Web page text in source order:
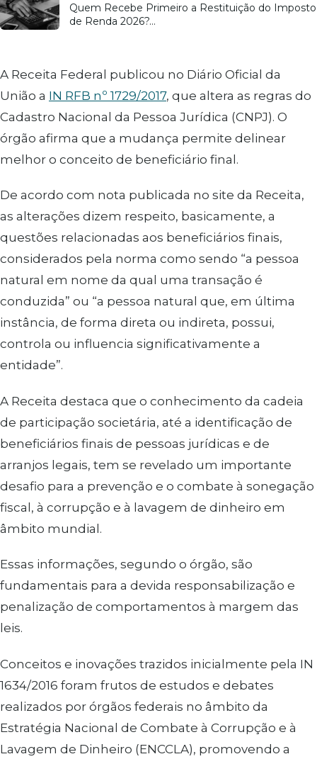
Quem Recebe Primeiro a Restituição do Imposto
de Renda 2026?…
A Receita Federal publicou no Diário Oficial da
União a IN RFB nº 1729/2017, que altera as regras do
Cadastro Nacional da Pessoa Jurídica (CNPJ). O
órgão afirma que a mudança permite delinear
melhor o conceito de beneficiário final.
De acordo com nota publicada no site da Receita,
as alterações dizem respeito, basicamente, a
questões relacionadas aos beneficiários finais,
considerados pela norma como sendo “a pessoa
natural em nome da qual uma transação é
conduzida” ou “a pessoa natural que, em última
instância, de forma direta ou indireta, possui,
controla ou influencia significativamente a
entidade”.
A Receita destaca que o conhecimento da cadeia
de participação societária, até a identificação de
beneficiários finais de pessoas jurídicas e de
arranjos legais, tem se revelado um importante
desafio para a prevenção e o combate à sonegação
fiscal, à corrupção e à lavagem de dinheiro em
âmbito mundial.
Essas informações, segundo o órgão, são
fundamentais para a devida responsabilização e
penalização de comportamentos à margem das
leis.
Conceitos e inovações trazidos inicialmente pela IN
1634/2016 foram frutos de estudos e debates
realizados por órgãos federais no âmbito da
Estratégia Nacional de Combate à Corrupção e à
Lavagem de Dinheiro (ENCCLA), promovendo a